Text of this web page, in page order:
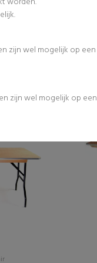
(0)
zijn wel mogelijk op een
zijn wel mogelijk op een